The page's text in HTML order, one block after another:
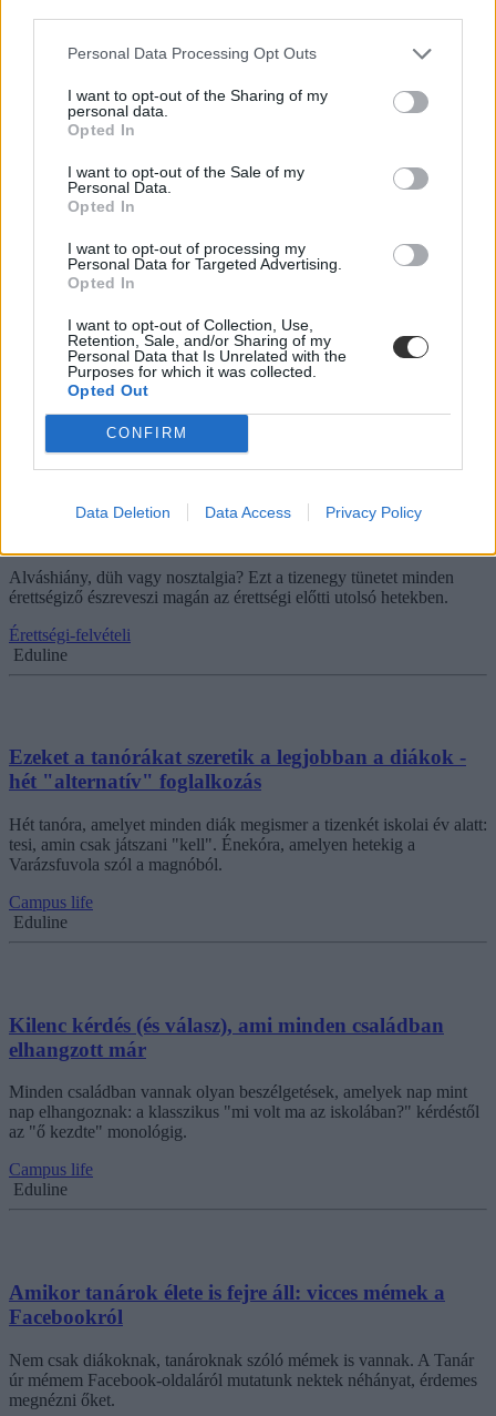
Personal Data Processing Opt Outs
I want to opt-out of the Sharing of my
personal data.
Opted In
I want to opt-out of the Sale of my
Personal Data.
Opted In
I want to opt-out of processing my
Personal Data for Targeted Advertising.
Opted In
I want to opt-out of Collection, Use,
Retention, Sale, and/or Sharing of my
Personal Data that Is Unrelated with the
Purposes for which it was collected.
Opted Out
CONFIRM
Data Deletion Data Access Privacy Policy
falnak megy
"Szerintem ne izgulj!", "Igyál sok folyadékot a vizsga előtt" vagy
"Írj le mindent!" és társaik. Szerencsére az érettségi előtt
mindenkinek van pár jó ötlete. Összeszedtük a legjobbakat.
Campus life
Nyolc dolog, amire midenkit megtanít a középiskola
kezdetének évszáma kerül a diákok fejébe, hanem sok más, hasznos
dolog is. Nektek is megy az észrevétlenül, pad alatt facebookozás?
Campus life
11 tünet, amit minden érettségiző megfigyelhet
Alváshiány, düh vagy nosztalgia? Ezt a tizenegy tünetet minden
érettségiző észreveszi magán az érettségi előtti utolsó hetekben.
Érettségi-felvételi
Eduline
Ezeket a tanórákat szeretik a legjobban a diákok -
hét "alternatív" foglalkozás
Hét tanóra, amelyet minden diák megismer a tizenkét iskolai év alatt:
tesi, amin csak játszani "kell". Énekóra, amelyen hetekig a
Varázsfuvola szól a magnóból.
Campus life
Eduline
Kilenc kérdés (és válasz), ami minden családban
elhangzott már
Minden családban vannak olyan beszélgetések, amelyek nap mint
nap elhangoznak: a klasszikus "mi volt ma az iskolában?" kérdéstől
az "ő kezdte" monológig.
Campus life
Eduline
Amikor tanárok élete is fejre áll: vicces mémek a
Facebookról
Nem csak diákoknak, tanároknak szóló mémek is vannak. A Tanár
úr mémem Facebook-oldaláról mutatunk nektek néhányat, érdemes
megnézni őket.